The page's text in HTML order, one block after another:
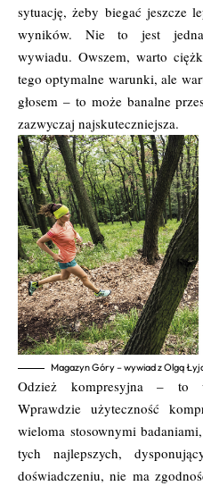
sytuację, żeby biegać jeszcze
wyników. Nie to jest
wywiadu. Owszem, warto
tego optymalne warunki, ale
głosem – to może banalne
zazwyczaj najskuteczniejsza.
Magazyn Góry – wywiad z Olgą
Odzież kompresyjna – to
Wprawdzie użyteczność
wieloma stosownymi
tych najlepszych,
doświadczeniu, nie ma